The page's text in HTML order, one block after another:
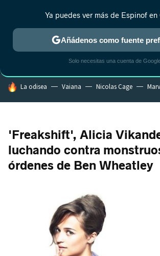
MENÚ
ESTRENOS REALITY ANIME
HOY SE HABLA DE
La odisea Vaiana Nicolas Cage
'Freakshift', Alicia
luchando contra
órdenes de Ben Wheatley
Ya puedes ver más de Espinof en
Añádenos como fuente
Solo necesitas una cuenta de